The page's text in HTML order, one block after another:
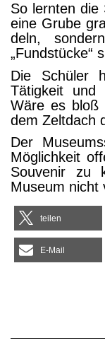
So lern­ten die
eine Gru­be
deln,
„Fund­stü­cke“
Die Schü­ler
Tätig­keit und
Wäre es bloß
dem Zelt­dach
Der
Mög­lich­keit
Sou­ve­nir zu
Muse­um nicht
tei­len
E‑Mail